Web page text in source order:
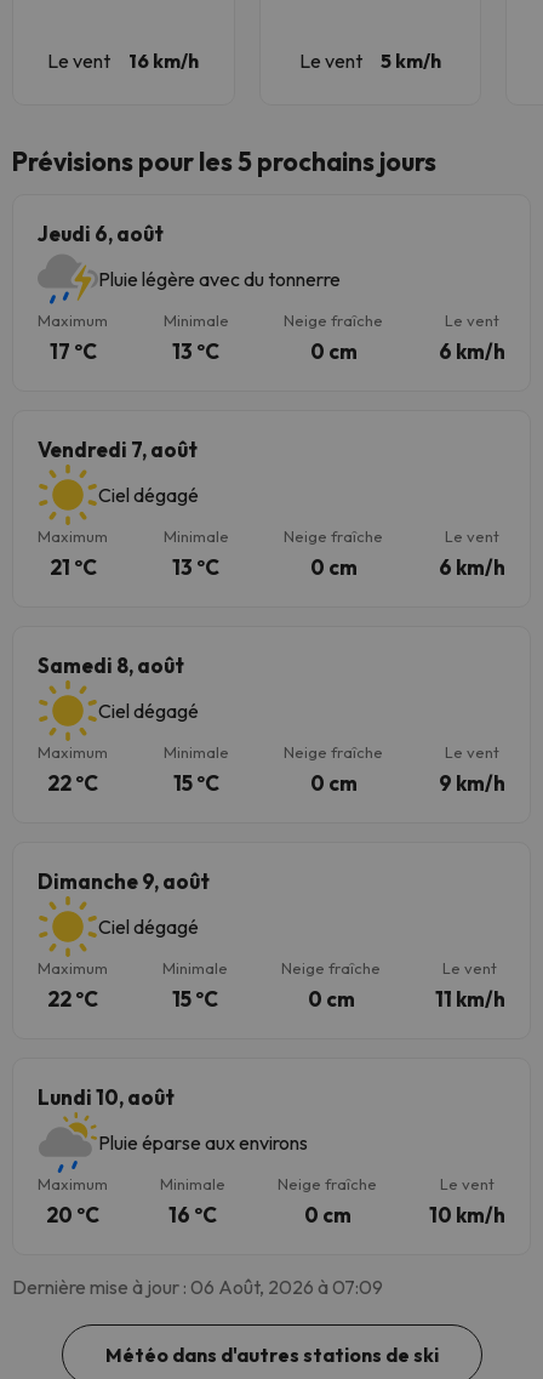
Le vent 16 km/h Le vent 5 km/h
Prévisions pour les 5 prochains jours
Jeudi 6, août
Pluie légère avec du tonnerre
Maximum
17 ºC
Minimale
13 ºC
Neige fraîche
0 cm
Le vent
6 km/h
Vendredi 7, août
Ciel dégagé
Maximum
21 ºC
Minimale
13 ºC
Neige fraîche
0 cm
Le vent
6 km/h
Samedi 8, août
Ciel dégagé
Maximum
22 ºC
Minimale
15 ºC
Neige fraîche
0 cm
Le vent
9 km/h
Dimanche 9, août
Ciel dégagé
Maximum
22 ºC
Minimale
15 ºC
Neige fraîche
0 cm
Le vent
11 km/h
Lundi 10, août
Pluie éparse aux environs
Maximum
20 ºC
Minimale
16 ºC
Neige fraîche
0 cm
Le vent
10 km/h
Dernière mise à jour : 06 Août, 2026 à 07:09
Météo dans d'autres stations de ski